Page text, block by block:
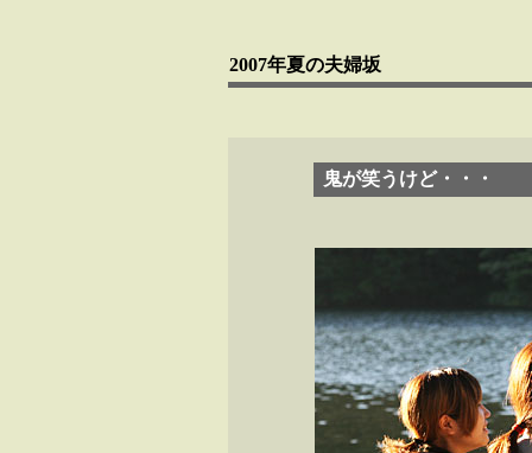
2007年夏の夫婦坂
鬼が笑うけど・・・